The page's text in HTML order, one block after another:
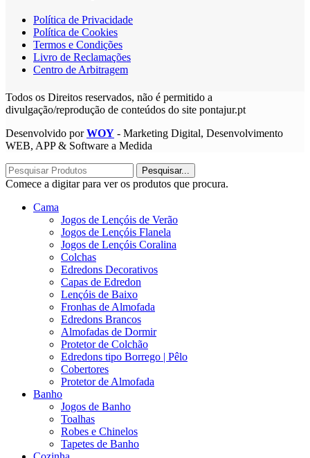
Política de Privacidade
Política de Cookies
Termos e Condições
Livro de Reclamações
Centro de Arbitragem
Todos os Direitos reservados, não é permitido a
divulgação/reprodução de conteúdos do site pontajur.pt
Desenvolvido porWOY - Marketing Digital, Desenvolvimento
WEB, APP & Software a Medida
Pesquisar...
Comece a digitar para ver os produtos que procura.
Cama
Jogos de Lençóis de Verão
Jogos de Lençóis Flanela
Jogos de Lençóis Coralina
Colchas
Edredons Decorativos
Capas de Edredon
Lençóis de Baixo
Fronhas de Almofada
Edredons Brancos
Almofadas de Dormir
Protetor de Colchão
Edredons tipo Borrego | Pêlo
Cobertores
Protetor de Almofada
Banho
Jogos de Banho
Toalhas
Robes e Chinelos
Tapetes de Banho